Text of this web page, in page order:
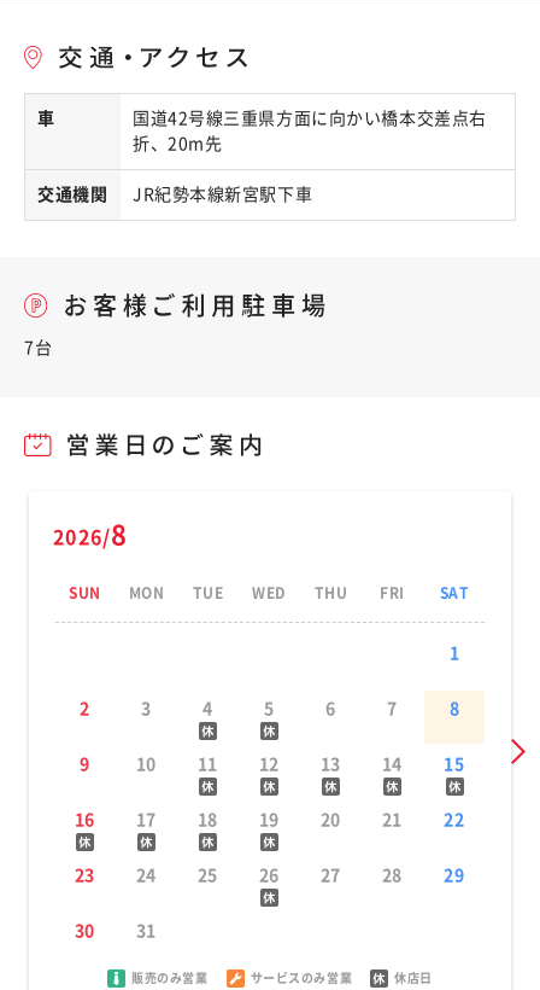
車
国道42号線三重県方面に向かい橋本交差点右
折、20m先
交通機関 JR紀勢本線新宮駅下車
7台
2026/8
SUN MON TUE WED THU FRI SAT
1
2 3 4 5 6 7 8
9 10 11 12 13 14 15
16 17 18 19 20 21 22
23 24 25 26 27 28 29
30 31
販売のみ営業 サービスのみ営業 休店日